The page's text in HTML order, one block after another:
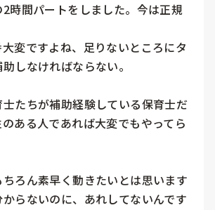
時間パートをしました。今は正規
変ですよね、足りないところにタ
しなければならない。
たちが補助経験している保育士だ
ある人であれば大変でもやってら
ろん素早く動きたいとは思います
らないのに、あれしてないんです